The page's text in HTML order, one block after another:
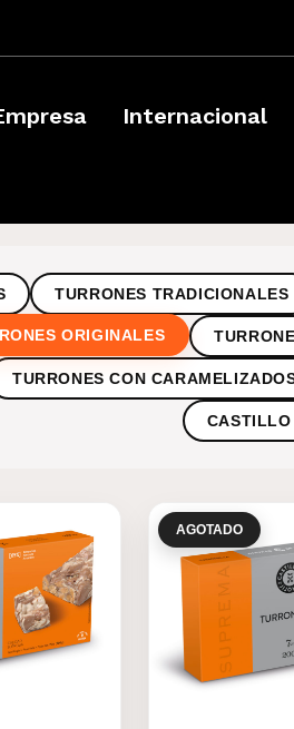
Internacional
TURRONES TRADICIONALES
ORIGINALES
TURRONES CON
AGOTADO